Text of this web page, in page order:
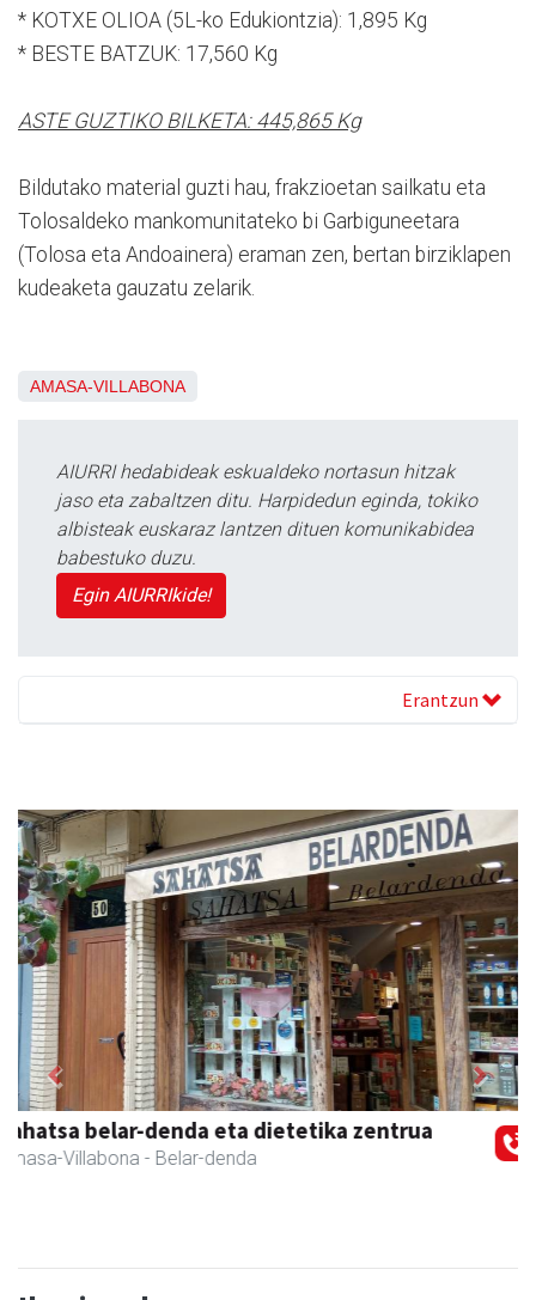
* KOTXE OLIOA (5L-ko Edukiontzia): 1,895 Kg
* BESTE BATZUK: 17,560 Kg
ASTE GUZTIKO BILKETA: 445,865 Kg
Bildutako material guzti hau, frakzioetan sailkatu eta
Tolosaldeko mankomunitateko bi Garbiguneetara
(Tolosa eta Andoainera) eraman zen, bertan birziklapen
kudeaketa gauzatu zelarik.
AMASA-VILLABONA
AIURRI hedabideak eskualdeko nortasun hitzak
jaso eta zabaltzen ditu. Harpidedun eginda, tokiko
albisteak euskaraz lantzen dituen komunikabidea
babestuko duzu.
Egin AIURRIkide!
Erantzun
Eizmendi ile-apaindegia
Amasa-Villabona - Ile-apaindegiak
Previous Next